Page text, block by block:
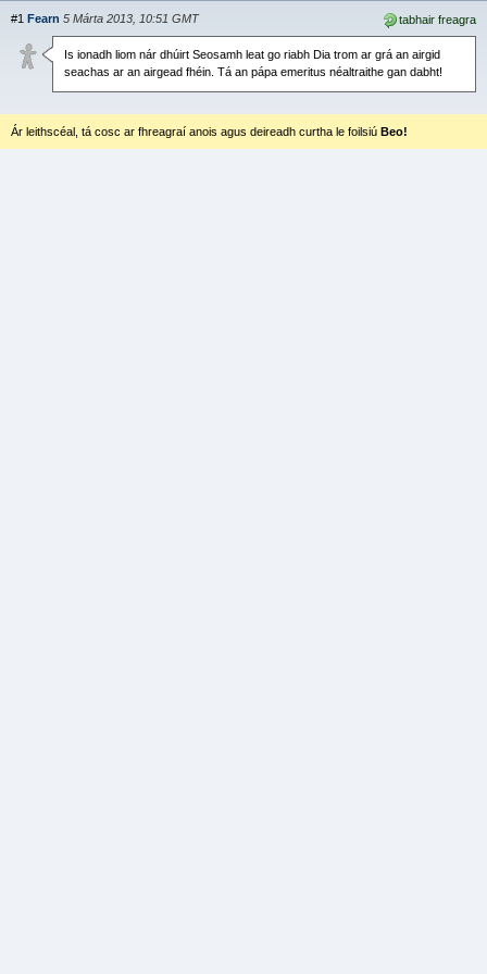
tabhair freagra
#1 Fearn 5 Márta 2013, 10:51 GMT
Is ionadh liom nár dhúirt Seosamh leat go riabh Dia trom ar grá an airgid
seachas ar an airgead fhéin. Tá an pápa emeritus néaltraithe gan dabht!
Ár leithscéal, tá cosc ar fhreagraí anois agus deireadh curtha le foilsiú Beo!